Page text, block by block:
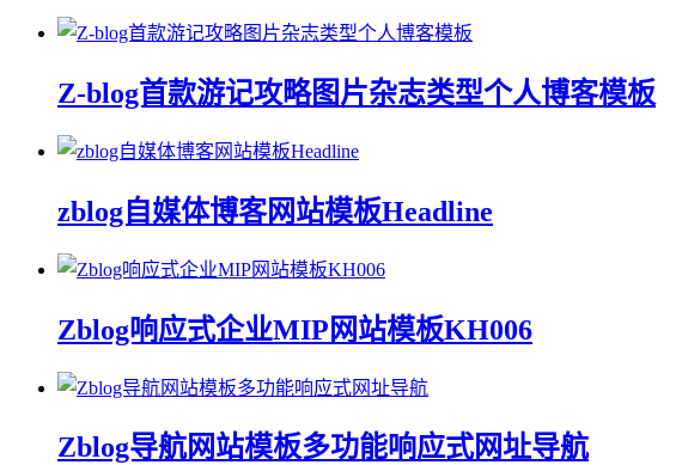
Z-blog首款游记攻略图片杂志类型个人博客模板
zblog自媒体博客网站模板Headline
Zblog响应式企业MIP网站模板KH006
Zblog导航网站模板多功能响应式网址导航